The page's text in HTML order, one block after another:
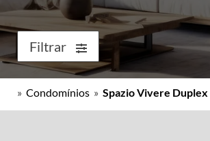
Filtrar
» Condomínios » Spazio Vivere Duplex